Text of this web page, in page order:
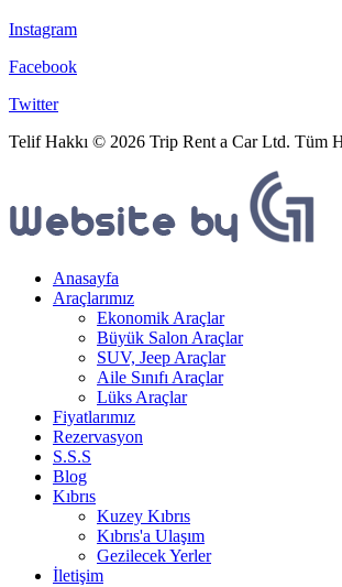
Instagram
Facebook
Twitter
Telif Hakkı © 2026 Trip Rent a Car Ltd. Tüm
Anasayfa
Araçlarımız
Ekonomik Araçlar
Büyük Salon Araçlar
SUV, Jeep Araçlar
Aile Sınıfı Araçlar
Lüks Araçlar
Fiyatlarımız
Rezervasyon
S.S.S
Blog
Kıbrıs
Kuzey Kıbrıs
Kıbrıs'a Ulaşım
Gezilecek Yerler
İletişim